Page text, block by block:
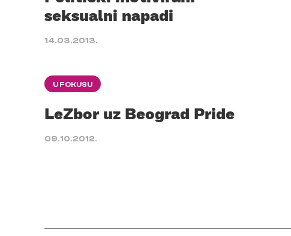
seksualni napadi
14.03.2013.
U FOKUSU
LeZbor uz Beograd Pride
09.10.2012.